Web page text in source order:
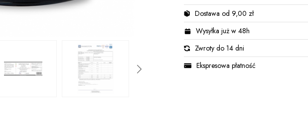
Dostawa od 9,00 zł
Wysyłka już w 48h
Zwroty do 14 dni
Ekspresowa płatność